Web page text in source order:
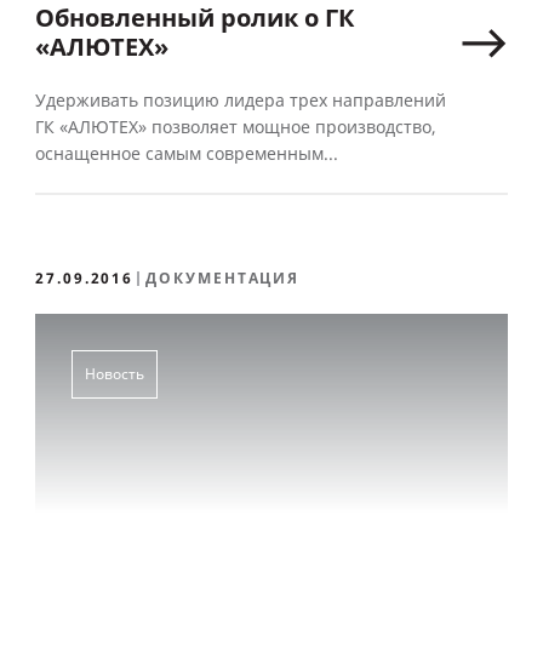
Обновленный ролик о ГК
«АЛЮТЕХ»
Удерживать позицию лидера трех направлений
ГК «АЛЮТЕХ» позволяет мощное производство,
оснащенное самым современным...
27.09.2016 ДОКУМЕНТАЦИЯ
Новость